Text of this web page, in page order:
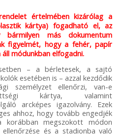
értelmében kizárólag a
kártya) fogadható el, az
bármilyen más dokumentum
figyelmét, hogy a fehér, papír
módunkban elfogadni.
– a bérletesek, a sajtó
esetében is – azzal kezdődik
személyzet ellenőrzi, van-e
kártya, valamint
arcképes igazolvány. Ezek
ahhoz, hogy tovább engedjék
korábban megszokott módon
és a stadionba való